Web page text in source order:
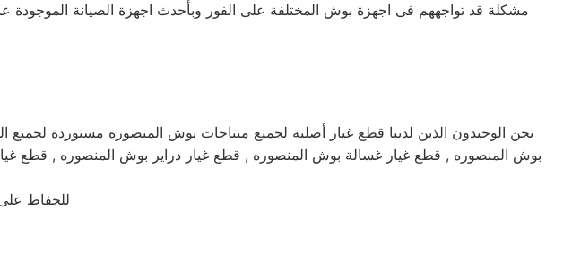
مشكلة قد تواجههم فى اجهزة بوش المختلفة على الفور وبأحدث اجهزة الصيانة
نحن الوحيدون الذين لدينا قطع غيار أصلية لجميع منتاجات بوش المنصوره مستوردة
للحفاظ